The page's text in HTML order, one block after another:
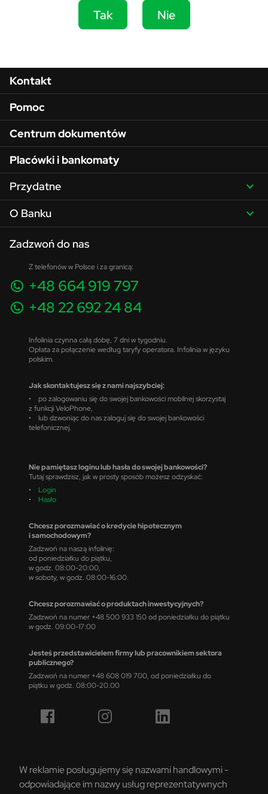
Tak Nie
Menu w stopce
Kontakt
Pomoc
Centrum dokumentów
Placówki i bankomaty
Przydatne
O Banku
Zadzwoń do nas
Z telefonów w Polsce i za granicą:
+48 664 919 797
+48 22 692 24 84
Infolinia czynna całą dobę, 7 dni w tygodniu.
Opłata za połączenie według taryfy operatora. Infolinia w języku
polskim.
Jak skontaktujesz się z nami najszybciej:
• po zalogowaniu się do swojej bankowości mobilnej skorzystaj
z funkcji VeloPhone,
• lub dzwoniąc do nas zaloguj się do swojej bankowości
telefonicznej.
Nie pamiętasz loginu lub hasła do swojej bankowości?
Tutaj sprawdzisz, jak w prosty sposób możesz odzyskać:
• Login
• Hasło
Chcesz porozmawiać o kredycie hipotecznym
i samochodowym?
Zadzwoń na naszą infolinię:
od poniedziałku do piątku,
w godz. 08:00-20:00,
w soboty, w godz. 08:00-16:00.
Chcesz porozmawiać o produktach inwestycyjnych?
Zadzwoń na numer +48 500 933 150 od poniedziałku do piątku
w godz. 09:00-17:00
Jesteś przedstawicielem firmy lub pracownikiem sektora
publicznego?
Zadzwoń na numer +48 608 019 700, od poniedziałku do
piątku w godz. 08:00-20.00
W reklamie posługujemy się nazwami handlowymi -
odpowiadające im nazwy usług reprezentatywnych